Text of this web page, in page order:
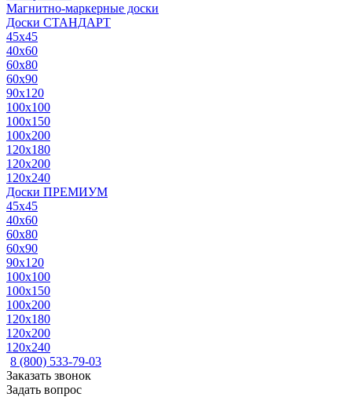
Магнитно-маркерные доски
Доски СТАНДАРТ
45x45
40x60
60x80
60x90
90x120
100x100
100x150
100x200
120x180
120x200
120x240
Доски ПРЕМИУМ
45x45
40x60
60x80
60x90
90x120
100x100
100x150
100x200
120x180
120x200
120x240
8 (800) 533-79-03
Заказать звонок
Задать вопрос